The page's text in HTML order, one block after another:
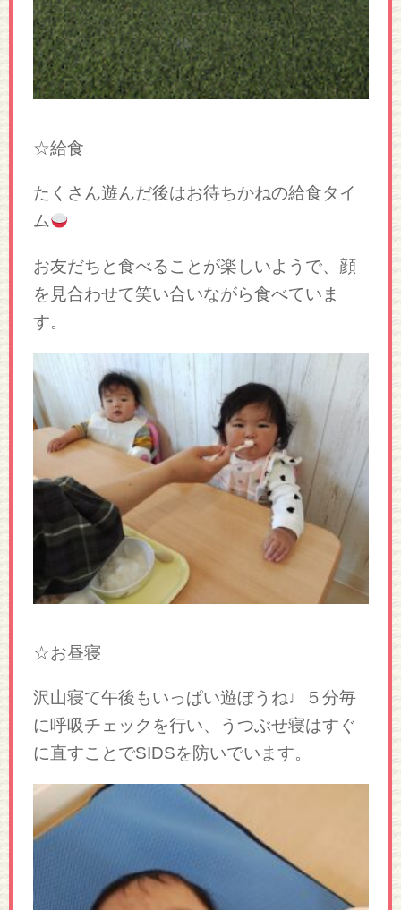
☆給食
たくさん遊んだ後はお待ちかねの給食タイ
ム
お友だちと食べることが楽しいようで、顔
を見合わせて笑い合いながら食べていま
す。
☆お昼寝
沢山寝て午後もいっぱい遊ぼうね♩５分毎
に呼吸チェックを行い、うつぶせ寝はすぐ
に直すことでSIDSを防いでいます。